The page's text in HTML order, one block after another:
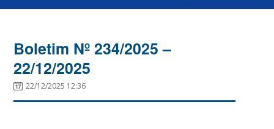
Boletim Nº 234/2025 –
22/12/2025
22/12/2025 12:36